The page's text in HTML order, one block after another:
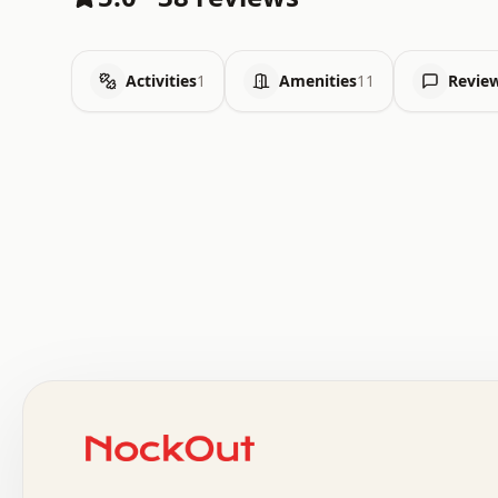
Activities1 Amenities11
.   +   .   .   o   .   .   .   .   .   .   :   .
.   .   .   o   .   .   .   .   .   .   .   .   x   .